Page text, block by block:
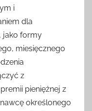
i
dla
jako formy
miesięcznego
z
pieniężnej z
określonego